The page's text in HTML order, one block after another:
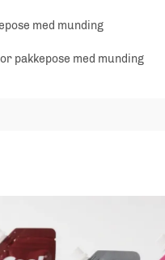
med munding
pakkepose med munding